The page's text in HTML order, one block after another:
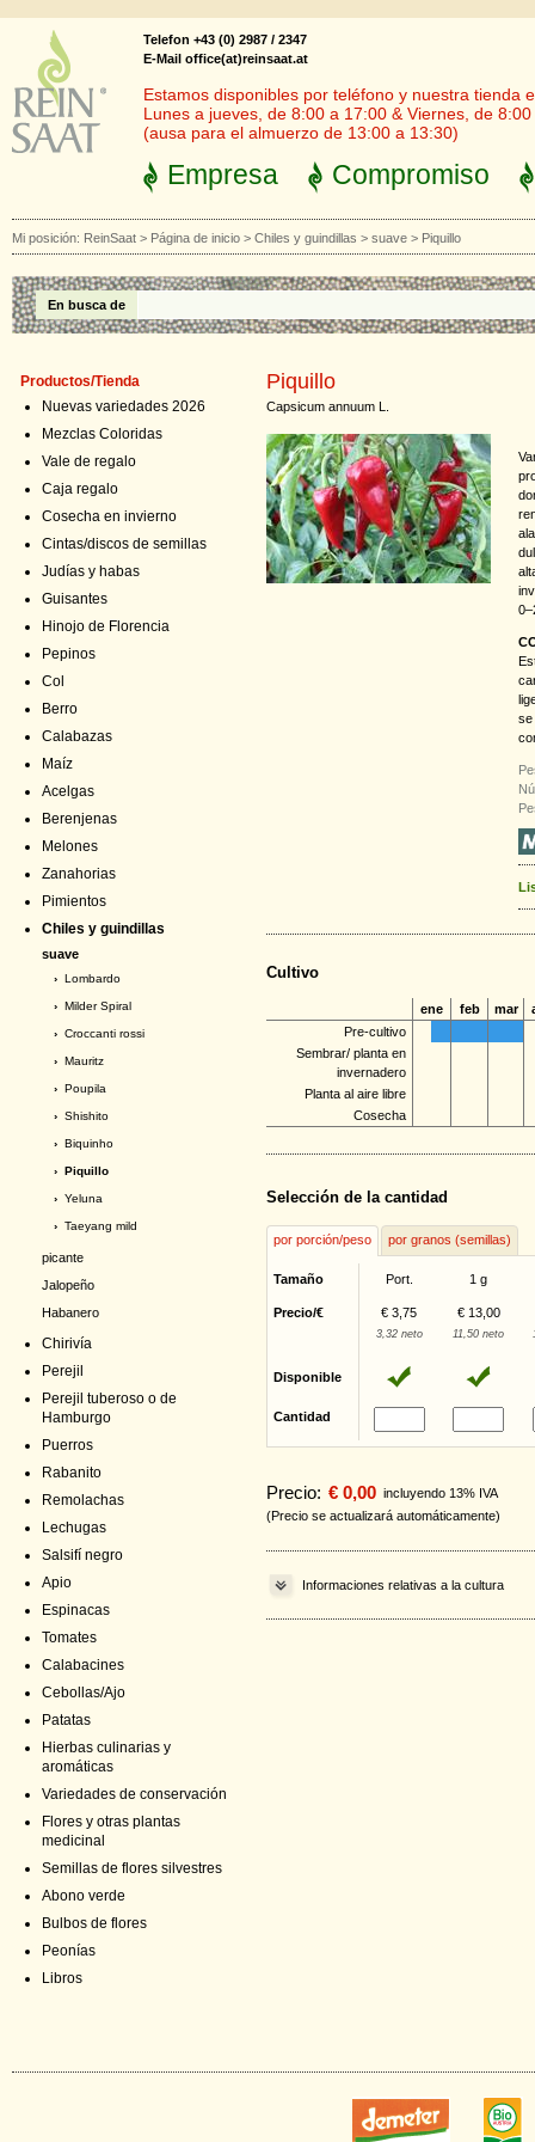
Telefon +43 (0) 2987 / 2347
E-Mail office(at)reinsaat.at
Estamos disponibles por teléfono y nuestra tienda
Lunes a jueves, de 8:00 a 17:00 & Viernes, de
(ausa para el almuerzo de 13:00 a 13:30)
Empresa Compromiso
Mi posición: ReinSaat > Página de inicio > Chiles y guindillas > suave > Piquillo
En busca de
Productos/Tienda
Nuevas variedades 2026
Mezclas Coloridas
Vale de regalo
Caja regalo
Cosecha en invierno
Cintas/discos de semillas
Judías y habas
Guisantes
Hinojo de Florencia
Pepinos
Col
Berro
Calabazas
Maíz
Acelgas
Berenjenas
Melones
Zanahorias
Pimientos
Chiles y guindillas
suave
› Lombardo
› Milder Spiral
› Croccanti rossi
› Mauritz
› Poupila
› Shishito
› Biquinho
› Piquillo
› Yeluna
› Taeyang mild
picante
Jalopeño
Habanero
Chirivía
Perejil
Perejil tuberoso o de
Hamburgo
Puerros
Rabanito
Remolachas
Lechugas
Salsifí negro
Apio
Espinacas
Tomates
Calabacines
Cebollas/Ajo
Patatas
Hierbas culinarias y
aromáticas
Variedades de conservación
Flores y otras plantas
medicinal
Semillas de flores silvestres
Abono verde
Bulbos de flores
Peonías
Libros
Piquillo
Capsicum annuum L.
se
Cultivo
ene feb mar
Pre-cultivo
Sembrar/ planta en
invernadero
Planta al aire libre
Cosecha
Selección de la cantidad
por porción/peso por granos (semillas)
Tamaño Port. 1 g
Precio/€ € 3,75 € 13,00
3,32 neto 11,50 neto
Disponible
Cantidad
Precio: € 0,00 incluyendo 13% IVA
(Precio se actualizará automáticamente)
Informaciones relativas a la cultura